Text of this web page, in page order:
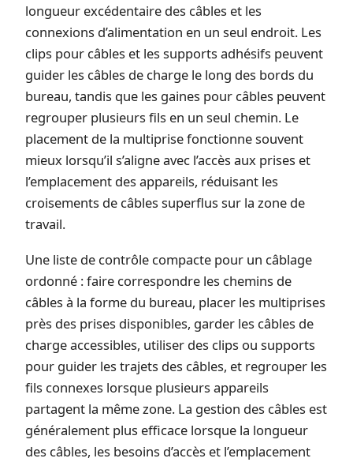
longueur excédentaire des câbles et les
connexions d’alimentation en un seul endroit. Les
clips pour câbles et les supports adhésifs peuvent
guider les câbles de charge le long des bords du
bureau, tandis que les gaines pour câbles peuvent
regrouper plusieurs fils en un seul chemin. Le
placement de la multiprise fonctionne souvent
mieux lorsqu’il s’aligne avec l’accès aux prises et
l’emplacement des appareils, réduisant les
croisements de câbles superflus sur la zone de
travail.
Une liste de contrôle compacte pour un câblage
ordonné : faire correspondre les chemins de
câbles à la forme du bureau, placer les multiprises
près des prises disponibles, garder les câbles de
charge accessibles, utiliser des clips ou supports
pour guider les trajets des câbles, et regrouper les
fils connexes lorsque plusieurs appareils
partagent la même zone. La gestion des câbles est
généralement plus efficace lorsque la longueur
des câbles, les besoins d’accès et l’emplacement